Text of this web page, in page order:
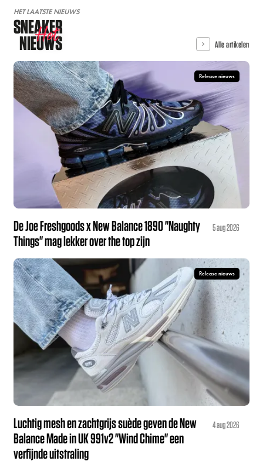
HET LAATSTE NIEUWS
SNEAKER
NIEUWS
Hot Alle artikelen
Release nieuws
De Joe Freshgoods x New Balance 1890 "Naughty
Things" mag lekker over the top zijn
5 aug 2026
Release nieuws
Luchtig mesh en zachtgrijs suède geven de New
Balance Made in UK 991v2 "Wind Chime" een
verfijnde uitstraling
4 aug 2026